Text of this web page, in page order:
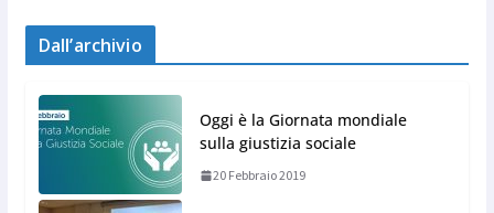
Dall’archivio
Oggi è la Giornata mondiale
sulla giustizia sociale
20 Febbraio 2019